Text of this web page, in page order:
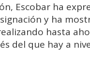
Escobar ha
y ha
hasta
del que hay a